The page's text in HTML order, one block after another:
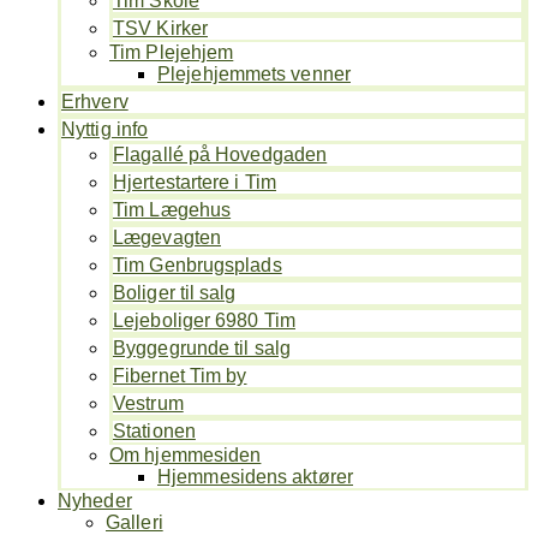
TSV Kirker
Tim Plejehjem
Plejehjemmets venner
Erhverv
Nyttig info
Flagallé på Hovedgaden
Hjertestartere i Tim
Tim Lægehus
Lægevagten
Tim Genbrugsplads
Boliger til salg
Lejeboliger 6980 Tim
Byggegrunde til salg
Fibernet Tim by
Vestrum
Stationen
Om hjemmesiden
Hjemmesidens aktører
Nyheder
Galleri